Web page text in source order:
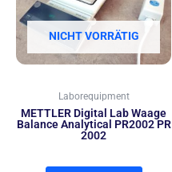
NICHT VORRÄTIG
Laborequipment
METTLER Digital Lab Waage
Balance Analytical PR2002 PR
2002